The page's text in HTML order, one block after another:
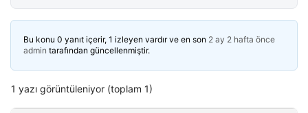
Bu konu 0 yanıt içerir, 1 izleyen vardır ve en son 2 ay 2 hafta önce
admin tarafından güncellenmiştir.
1 yazı görüntüleniyor (toplam 1)